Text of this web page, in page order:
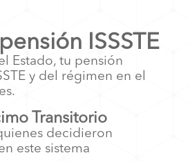
ISSSTE
Estado, tu pensión
y del régimen en el
Transitorio
decidieron
este sistema